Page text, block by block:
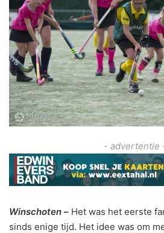
- advertentie
Winschoten – Het was het eerste
sinds enige tijd. Het idee was om